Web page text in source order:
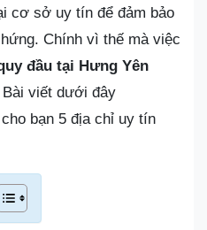
cơ sở uy tín để đảm bảo
Chính vì thế mà việc
đầu tại Hưng Yên
viết dưới đây
bạn 5 địa chỉ uy tín